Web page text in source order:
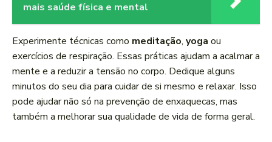
mais saúde física e mental
Experimente técnicas como meditação, yoga ou
exercícios de respiração. Essas práticas ajudam a acalmar a
mente e a reduzir a tensão no corpo. Dedique alguns
minutos do seu dia para cuidar de si mesmo e relaxar. Isso
pode ajudar não só na prevenção de enxaquecas, mas
também a melhorar sua qualidade de vida de forma geral.